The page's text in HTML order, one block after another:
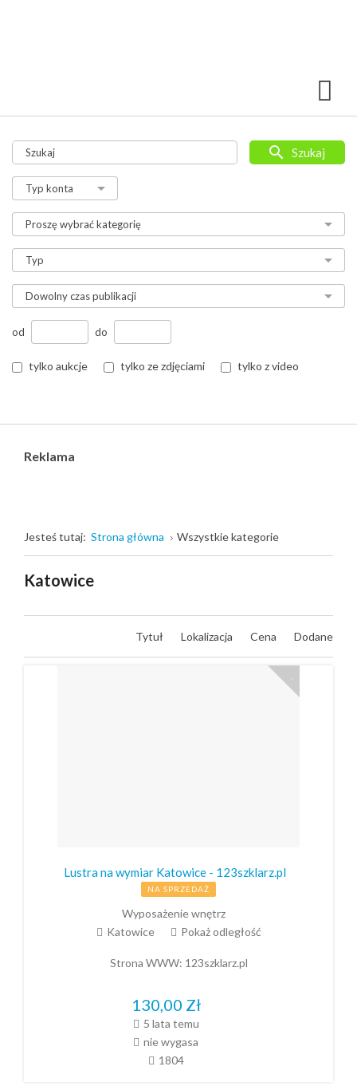
od do
tylko aukcje tylko ze zdjęciami tylko z video
Szukaj
Reklama
Jesteś tutaj: Strona główna Wszystkie kategorie
Katowice
Tytuł Lokalizacja Cena Dodane
Lustra na wymiar Katowice - 123szklarz.pl
NA SPRZEDAŻ
Wyposażenie wnętrz
Katowice
Pokaż odległość
Strona WWW: 123szklarz.pl
130,00 Zł
5 lata temu
nie wygasa
1804